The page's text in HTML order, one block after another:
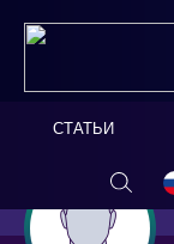
СТАТЬИ